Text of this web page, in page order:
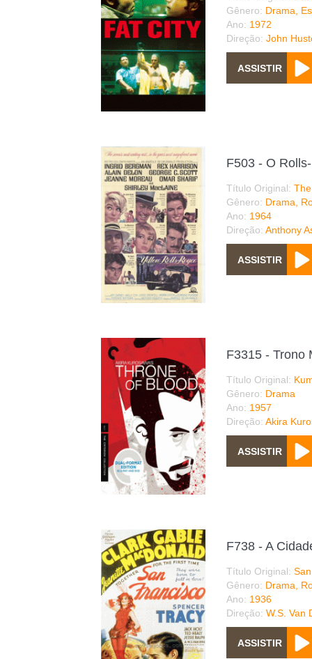
Gênero: Drama,
Ano: 1972
Direção: John
F503 - O
Título Original:
Gênero: Drama,
Ano: 1964
Direção: Anthony
F3315 - Trono
Título Original:
Gênero: Drama
Ano: 1957
Direção: Akira
F738 - A
Título Original:
Gênero: Drama,
Ano: 1936
Direção: W.S. Van